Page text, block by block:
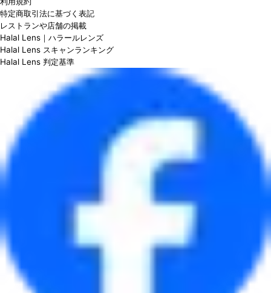
特定商取引法に基づく表記
レストランや店舗の掲載
Halal Lens｜ハラールレンズ
Halal Lens スキャンランキング
Halal Lens 判定基準